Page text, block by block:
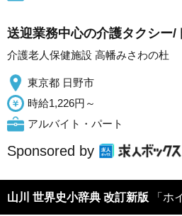
送迎業務中心の介護タクシー/
介護老人保健施設 高幡みさわの杜
東京都 日野市
時給1,226円～
アルバイト・パート
Sponsored by
山川 世界史小辞典 改訂新版 「ホ